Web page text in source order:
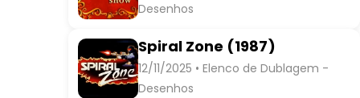
Desenhos
Spiral Zone (1987)
12/11/2025 • Elenco de Dublagem -
Desenhos